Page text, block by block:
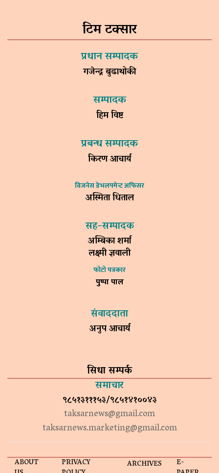
टिम टक्सार
प्रधान सम्पादक
गजेन्द्र बुढाथोकी
सम्पादक
हिम विष्ट
प्रबन्ध सम्पादक
किरण आचार्य
विजनेस डेभलपमेन्ट अफिसर
अस्मिता धिताल
सह–सम्पादक
अम्बिका शर्मा
लक्ष्मी ज्ञवाली
फोटो पत्रकार
पुष्पा पाल
संवाददाता
अनुप आचार्य
सिधा सम्पर्क
समाचार
९८५१३१११५३/९८५१४१००४३
taksarnews@gmail.com
taksarnews.marketing@gmail.com
ABOUT PRIVACY ARCHIVES E-